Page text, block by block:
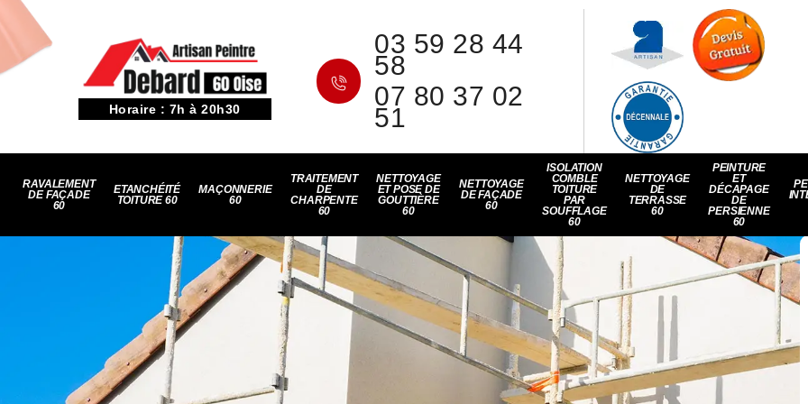
Horaire : 7h à 20h30
03 59 28 44
58
07 80 37 02
51
RAVALEMENT
DE FAÇADE
60
ETANCHÉITÉ
TOITURE 60
MAÇONNERIE
60
TRAITEMENT
DE
CHARPENTE
60
NETTOYAGE
ET POSE DE
GOUTTIÈRE
60
NETTOYAGE
DE FAÇADE
60
ISOLATION
COMBLE
TOITURE
PAR
SOUFFLAGE
60
NETTOYAGE
DE
TERRASSE
60
PEINTURE
ET
DÉCAPAGE
DE
PERSIENNE
60